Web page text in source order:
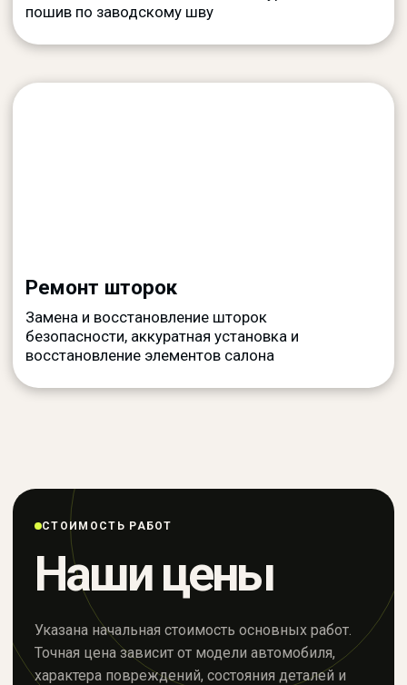
СТОИМОСТЬ РАБОТ
Наши цены
Указана начальная стоимость основных работ.
Точная цена зависит от модели автомобиля,
характера повреждений, состояния деталей и
оценить объем работ
Add files
Отправьте фото автомобиля и наши
специалисты подскажут, что
необходимо восстановить и
сориентируют по стоимости